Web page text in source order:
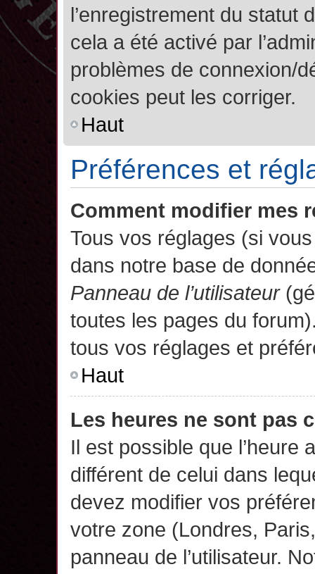
l’enregistrement du statut
cela a été activé par
problèmes de connexion/
cookies peut les corriger.
Haut
Préférences et
Comment modifier mes
Tous vos réglages (si
dans notre base de
Panneau de l’utilisateur
toutes les pages du
tous vos réglages et
Haut
Les heures ne sont pas
Il est possible que l’heure
différent de celui dans
devez modifier vos
votre zone (Londres,
panneau de l’utilisateur.